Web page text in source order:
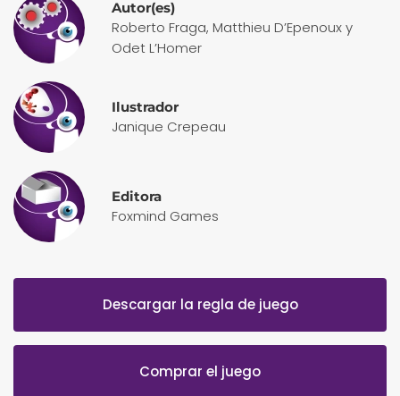
Autor(es)
Roberto Fraga, Matthieu D’Epenoux y
Odet L’Homer
Ilustrador
Janique Crepeau
Editora
Foxmind Games
Descargar la regla de juego
Comprar el juego